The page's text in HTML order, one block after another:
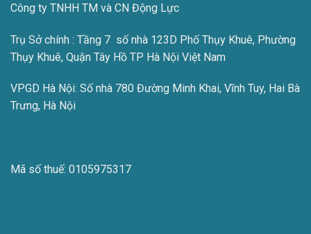
Công ty TNHH TM và CN Động Lực
Trụ Sở chính : Tầng 7 số nhà 123D Phố Thụy Khuê, Phường
Thụy Khuê, Quận Tây Hồ TP Hà Nội Việt Nam
VPGD Hà Nội: Số nhà 780 Đường Minh Khai, Vĩnh Tuy, Hai Bà
Trưng, Hà Nội
Mã số thuế: 0105975317